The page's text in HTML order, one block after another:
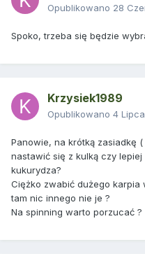
Opublikowano 28
Spoko, trzeba się będzie
Krzysiek1989
Opublikowano 4
Panowie, na krótką zasiadkę
nastawić się z kulką czy
kukurydza?
Ciężko zwabić dużego karpia
tam nic innego nie je ?
Na spinning warto porzucać